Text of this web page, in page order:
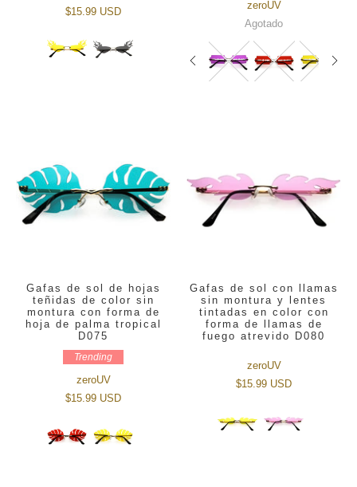
$15.99 USD
zeroUV
Agotado
Gafas de sol de hojas
teñidas de color sin
montura con forma de
hoja de palma tropical
D075
Trending
zeroUV
$15.99 USD
Gafas de sol con llamas
sin montura y lentes
tintadas en color con
forma de llamas de
fuego atrevido D080
zeroUV
$15.99 USD